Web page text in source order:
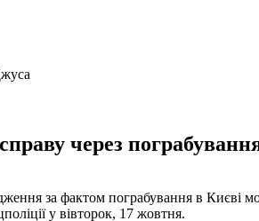
через
за фактом пограбування в
у вівторок, 17 жовтня.